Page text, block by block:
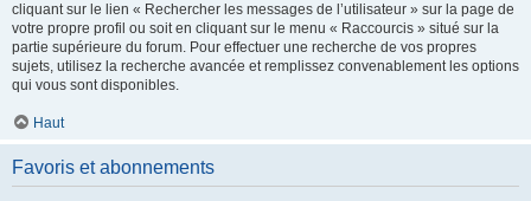
cliquant sur le lien « Rechercher les messages de l’utilisateur » sur la page de
votre propre profil ou soit en cliquant sur le menu « Raccourcis » situé sur la
partie supérieure du forum. Pour effectuer une recherche de vos propres
sujets, utilisez la recherche avancée et remplissez convenablement les options
qui vous sont disponibles.
Haut
Favoris et abonnements